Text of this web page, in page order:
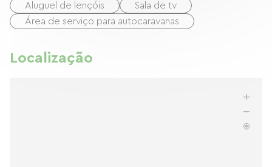
Aluguel de lençóis
Sala de tv
Área de serviço para autocaravanas
Localização